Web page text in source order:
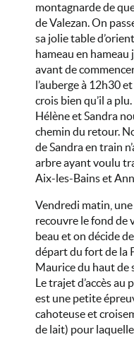
montagnarde de
de Valezan. On
sa jolie table
hameau en hameau
avant de
l’auberge à 12h30
crois bien qu’il a
Hélène et Sandra
chemin du retour.
de Sandra en train
arbre ayant voulu
Aix-les-Bains et
Vendredi matin,
recouvre le fond de
beau et on décide
départ du fort de la
Maurice du haut de
Le trajet d’accès
est une petite
cahoteuse et
de lait) pour